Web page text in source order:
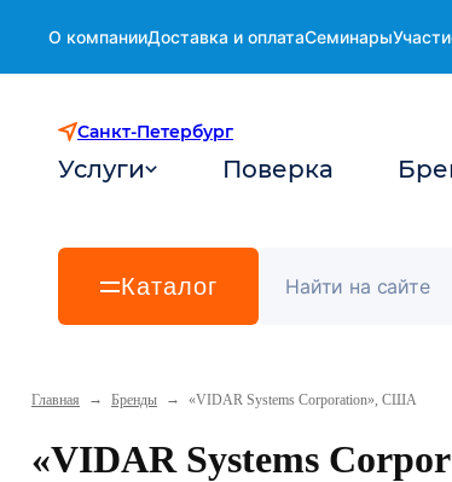
О компанииДоставка и оплатаСеминары
Санкт-Петербург
Услуги Поверка
Каталог
Главная → Бренды → «VIDAR Systems Corporation», США
«VIDAR Systems